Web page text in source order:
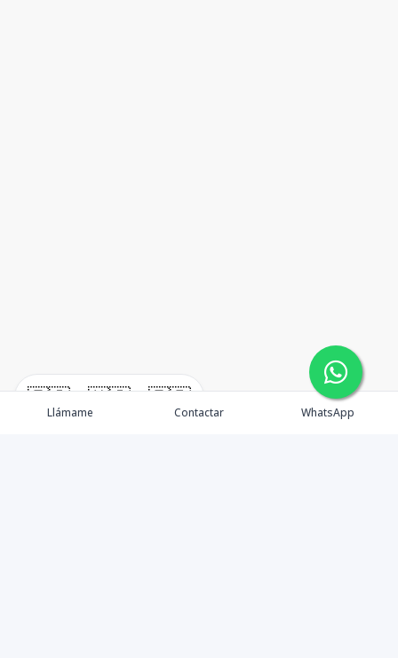
🇪🇸 🇺🇸 🇫🇷
Llámame Contactar WhatsApp